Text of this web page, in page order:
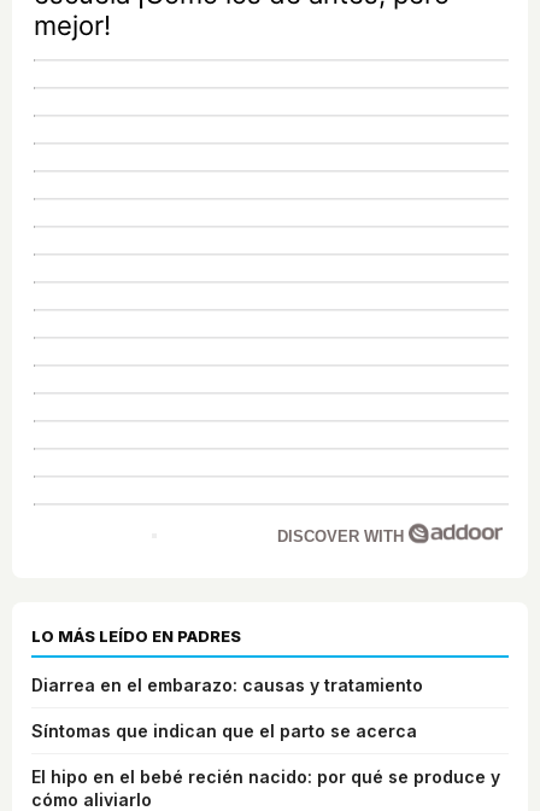
mejor!
DISCOVER WITH
LO MÁS LEÍDO EN PADRES
Diarrea en el embarazo: causas y tratamiento
Síntomas que indican que el parto se acerca
El hipo en el bebé recién nacido: por qué se produce y
cómo aliviarlo